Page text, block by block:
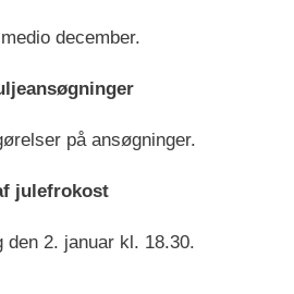
december.
på ansøgninger.
julefrokost
2. januar kl. 18.30.